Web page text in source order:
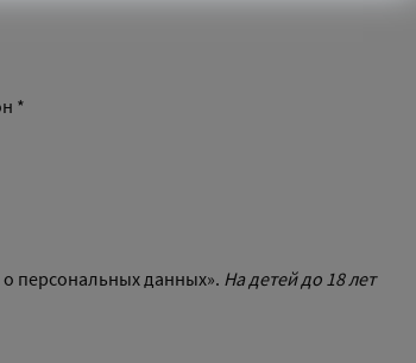
*
персональных данных». На детей до 18 лет